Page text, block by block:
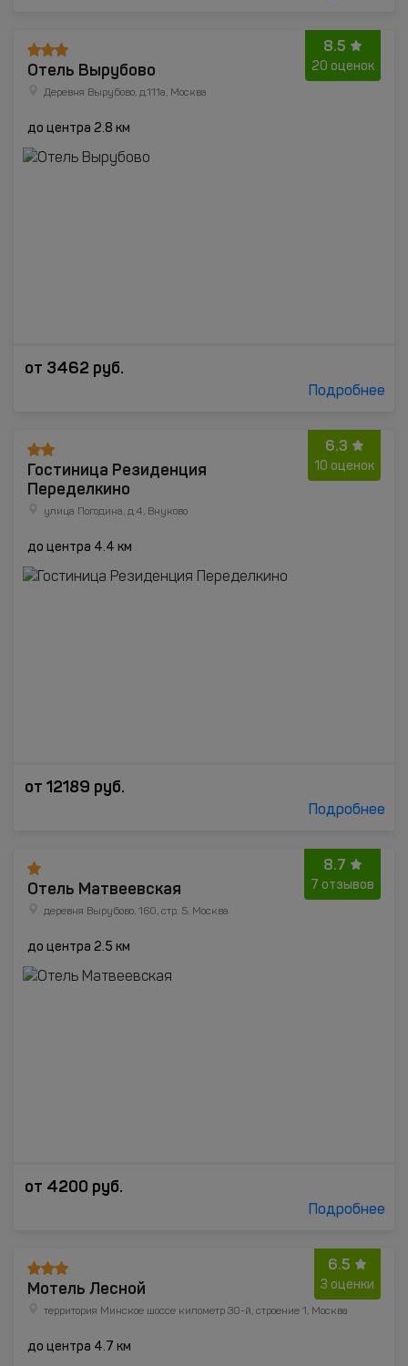
8.5
20 оценок
Отель Вырубово
Деревня Вырубово, д.111а, Москва
до центра 2.8 км
от 3462 руб.
Подробнее
6.3
10 оценок
Гостиница Резиденция
Переделкино
улица Погодина, д.4, Внуково
до центра 4.4 км
от 12189 руб.
Подробнее
8.7
7 отзывов
Отель Матвеевская
деревня Вырубово, 160, стр. 5, Москва
до центра 2.5 км
от 4200 руб.
Подробнее
6.5
3 оценки
Мотель Лесной
территория Минское шоссе километр 30-й, строение 1, Москва
до центра 4.7 км